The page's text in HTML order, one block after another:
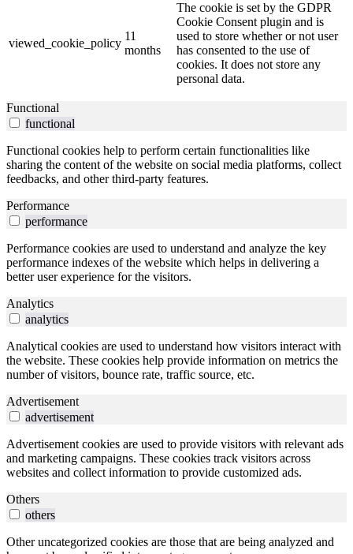
viewed_cookie_policy
11
months
The cookie is set by the GDPR
Cookie Consent plugin and is
used to store whether or not user
has consented to the use of
cookies. It does not store any
personal data.
Functional
functional
Functional cookies help to perform certain functionalities like
sharing the content of the website on social media platforms, collect
feedbacks, and other third-party features.
Performance
performance
Performance cookies are used to understand and analyze the key
performance indexes of the website which helps in delivering a
better user experience for the visitors.
Analytics
analytics
Analytical cookies are used to understand how visitors interact with
the website. These cookies help provide information on metrics the
number of visitors, bounce rate, traffic source, etc.
Advertisement
advertisement
Advertisement cookies are used to provide visitors with relevant ads
and marketing campaigns. These cookies track visitors across
websites and collect information to provide customized ads.
Others
others
Other uncategorized cookies are those that are being analyzed and